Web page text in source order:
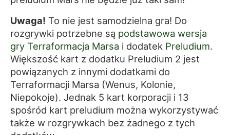
Uwaga! To nie jest samodzielna gra! Do
rozgrywki potrzebne są podstawowa wersja
gry Terraformacja Marsa i dodatek Preludium.
Większość kart z dodatku Preludium 2 jest
powiązanych z innymi dodatkami do
Terraformacji Marsa (Wenus, Kolonie,
Niepokoje). Jednak 5 kart korporacji i 13
spośród kart preludium można wykorzystywać
także w rozgrywkach bez żadnego z tych